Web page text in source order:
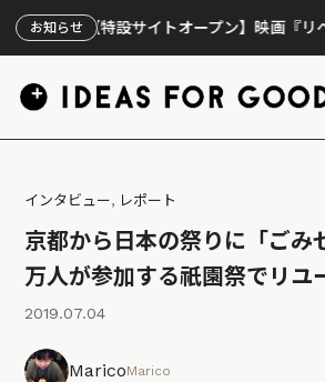
お知らせ
特設サイトオープン】映画『リペアカフェ
インタビュー, レポート
京都から日本の祭りに「ごみ
万人が参加する祇園祭でリユ
2019.07.04
MaricoMarico